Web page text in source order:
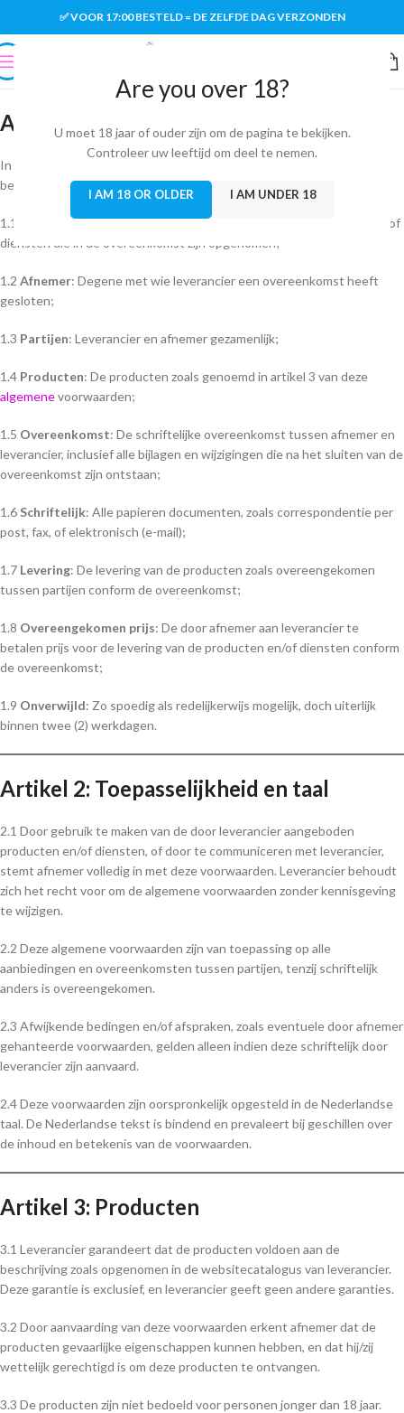
Are you over 18?
U moet 18 jaar of ouder zijn om de pagina te bekijken.
Controleer uw leeftijd om deel te nemen.
I AM 18 OR OLDER I AM UNDER 18
✅ VOOR 17:00 BESTELD = DE ZELFDE DAG VERZONDEN
Artikel 1: Definities
In deze voorwaarden hebben de onderstaande termen de volgende
betekenis:
1.1 Leverancier:Funpartylaben iedere leverancier van producten en/of
diensten die in de overeenkomst zijn opgenomen;
1.2 Afnemer: Degene met wie leverancier een overeenkomst heeft
gesloten;
1.3 Partijen: Leverancier en afnemer gezamenlijk;
1.4 Producten: De producten zoals genoemd in artikel 3 van deze
algemenevoorwaarden;
1.5 Overeenkomst: De schriftelijke overeenkomst tussen afnemer en
leverancier, inclusief alle bijlagen en wijzigingen die na het sluiten van de
overeenkomst zijn ontstaan;
1.6 Schriftelijk: Alle papieren documenten, zoals correspondentie per
post, fax, of elektronisch (e-mail);
1.7 Levering: De levering van de producten zoals overeengekomen
tussen partijen conform de overeenkomst;
1.8 Overeengekomen prijs: De door afnemer aan leverancier te
betalen prijs voor de levering van de producten en/of diensten conform
de overeenkomst;
1.9 Onverwijld: Zo spoedig als redelijkerwijs mogelijk, doch uiterlijk
binnen twee (2) werkdagen.
Artikel 2: Toepasselijkheid en taal
2.1 Door gebruik te maken van de door leverancier aangeboden
producten en/of diensten, of door te communiceren met leverancier,
stemt afnemer volledig in met deze voorwaarden. Leverancier behoudt
zich het recht voor om de algemene voorwaarden zonder kennisgeving
te wijzigen.
2.2 Deze algemene voorwaarden zijn van toepassing op alle
aanbiedingen en overeenkomsten tussen partijen, tenzij schriftelijk
anders is overeengekomen.
2.3 Afwijkende bedingen en/of afspraken, zoals eventuele door afnemer
gehanteerde voorwaarden, gelden alleen indien deze schriftelijk door
leverancier zijn aanvaard.
2.4 Deze voorwaarden zijn oorspronkelijk opgesteld in de Nederlandse
taal. De Nederlandse tekst is bindend en prevaleert bij geschillen over
de inhoud en betekenis van de voorwaarden.
Artikel 3: Producten
3.1 Leverancier garandeert dat de producten voldoen aan de
beschrijving zoals opgenomen in de websitecatalogus van leverancier.
Deze garantie is exclusief, en leverancier geeft geen andere garanties.
3.2 Door aanvaarding van deze voorwaarden erkent afnemer dat de
producten gevaarlijke eigenschappen kunnen hebben, en dat hij/zij
wettelijk gerechtigd is om deze producten te ontvangen.
3.3 De producten zijn niet bedoeld voor personen jonger dan 18 jaar.